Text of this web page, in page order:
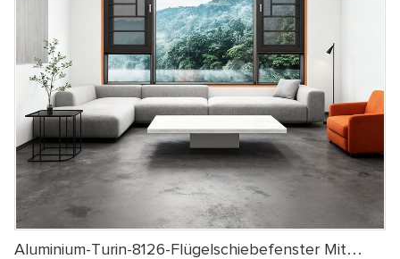
Aluminium-Turin-8126-Flügelschiebefenster Mit